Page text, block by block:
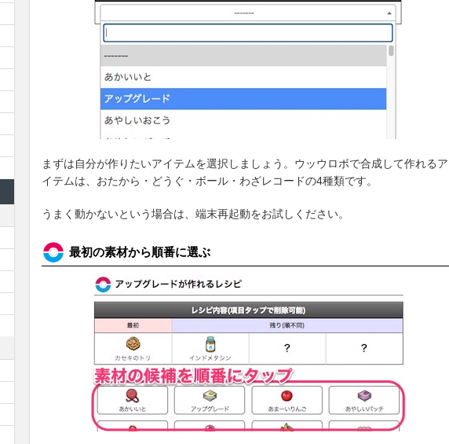
まずは自分が作りたいアイテムを選択しましょう。ウッウロボで合成して作れるア
イテムは、おたから・どうぐ・ボール・わざレコードの4種類です。
うまく動かないという場合は、端末再起動をお試しください。
最初の素材から順番に選ぶ